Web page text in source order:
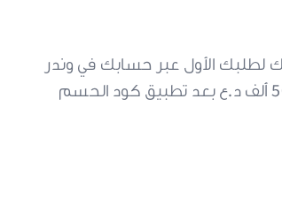
الأول عبر حسابك في وندر